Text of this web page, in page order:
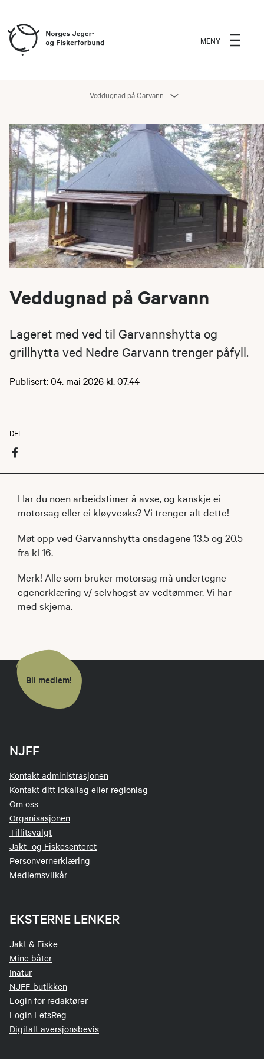
MENY
Veddugnad på Garvann
Veddugnad på Garvann
Lageret med ved til Garvannshytta og
grillhytta ved Nedre Garvann trenger påfyll.
Publisert: 04. mai 2026 kl. 07.44
DEL
Har du noen arbeidstimer å avse, og kanskje ei
motorsag eller ei kløyveøks? Vi trenger alt dette!
Møt opp ved Garvannshytta onsdagene 13.5 og 20.5
fra kl 16.
Merk! Alle som bruker motorsag må undertegne
egenerklæring v/ selvhogst av vedtømmer. Vi har
med skjema.
Bli medlem!
NJFF
Kontakt administrasjonen
Kontakt ditt lokallag eller regionlag
Om oss
Organisasjonen
Tillitsvalgt
Jakt- og Fiskesenteret
Personvernerklæring
Medlemsvilkår
EKSTERNE LENKER
Jakt & Fiske
Mine båter
Inatur
NJFF-butikken
Login for redaktører
Login LetsReg
Digitalt aversjonsbevis